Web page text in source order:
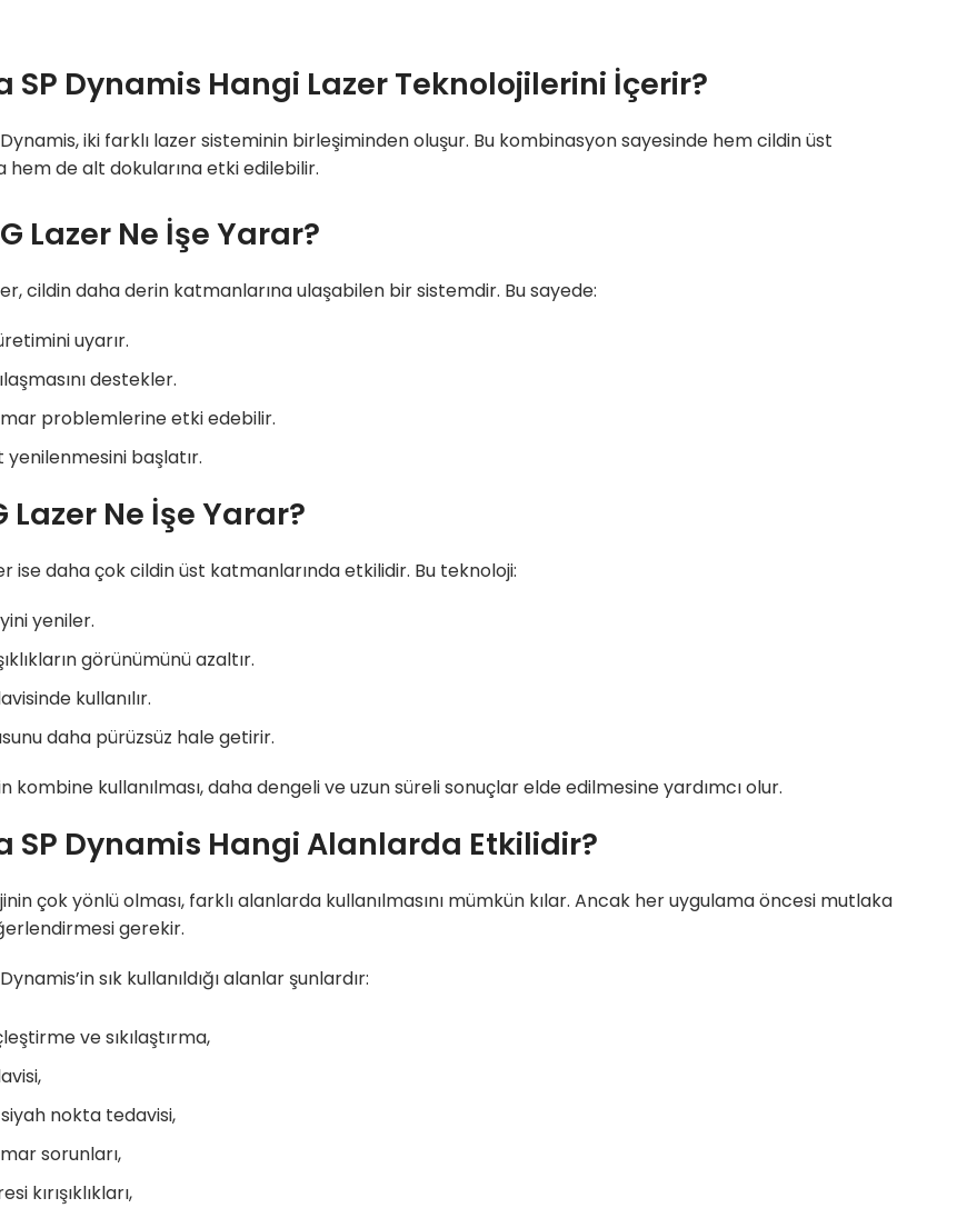
SP Dynamis Hangi Lazer Teknolojilerini İçerir?
iki farklı lazer sisteminin birleşiminden oluşur. Bu kombinasyon sayesinde hem cildin üst
hem de alt dokularına etki edilebilir.
Lazer Ne İşe Yarar?
cildin daha derin katmanlarına ulaşabilen bir sistemdir. Bu sayede:
uyarır.
destekler.
problemlerine etki edebilir.
yenilenmesini başlatır.
Lazer Ne İşe Yarar?
ise daha çok cildin üst katmanlarında etkilidir. Bu teknoloji:
yeniler.
görünümünü azaltır.
kullanılır.
daha pürüzsüz hale getirir.
kombine kullanılması, daha dengeli ve uzun süreli sonuçlar elde edilmesine yardımcı olur.
SP Dynamis Hangi Alanlarda Etkilidir?
çok yönlü olması, farklı alanlarda kullanılmasını mümkün kılar. Ancak her uygulama öncesi mutlaka
gerekir.
sık kullanıldığı alanlar şunlardır:
ve sıkılaştırma,
nokta tedavisi,
sorunları,
kırışıklıkları,